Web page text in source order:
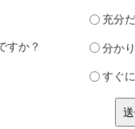
充分
すか？ 分か
すぐ